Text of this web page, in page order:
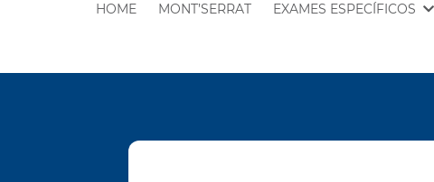
HOME MONT’SERRAT EXAMES ESPECÍFICOS